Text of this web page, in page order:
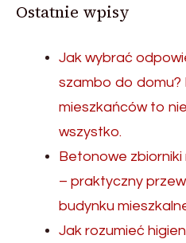
Ostatnie wpisy
Jak wybrać
szambo do domu?
mieszkańców to nie
wszystko.
Betonowe zbiorniki
– praktyczny
budynku
Jak rozumieć